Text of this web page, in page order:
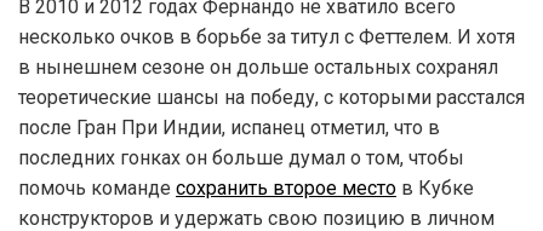
В 2010 и 2012 годах Фернандо не хватило всего
несколько очков в борьбе за титул с Феттелем. И хотя
в нынешнем сезоне он дольше остальных сохранял
теоретические шансы на победу, с которыми расстался
после Гран При Индии, испанец отметил, что в
последних гонках он больше думал о том, чтобы
помочь команде сохранить второе место в Кубке
конструкторов и удержать свою позицию в личном